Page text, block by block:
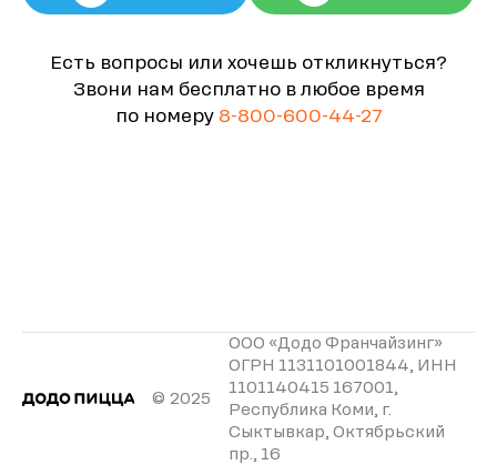
Есть вопросы или хочешь откликнуться?
Звони нам бесплатно в любое время
по номеру 8-800-600-44-27
© 2025
ООО «Додо Франчайзинг»
ОГРН 1131101001844, ИНН
1101140415 167001,
Республика Коми, г.
Сыктывкар, Октябрьский
пр., 16